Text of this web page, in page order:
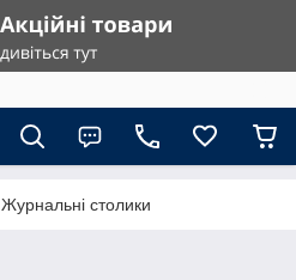
Журнальні столики